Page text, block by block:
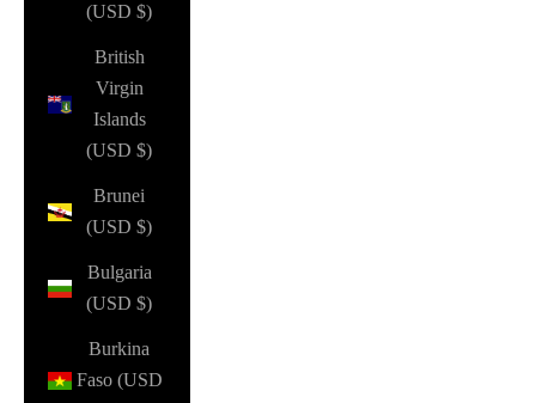
(USD $)
British
Virgin
Islands
(USD $)
Brunei
(USD $)
Bulgaria
(USD $)
Burkina
Faso (USD